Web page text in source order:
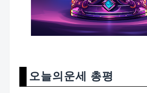
오늘의운세 총평